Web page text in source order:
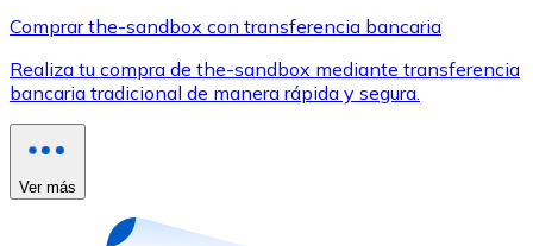
Utiliza tarjetas Visa y Mastercard para comprar
Comprar con tarjeta
Comprar the-sandbox con transferencia bancaria
Realiza tu compra de the-sandbox mediante transferencia
bancaria tradicional de manera rápida y segura.
Ver más